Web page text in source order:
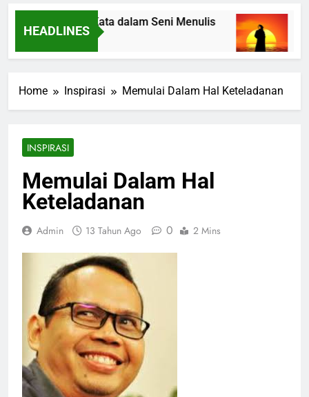
HEADLINES
Terbangkan Kata dalam Seni Menulis
3 Tahun Ago
Home Inspirasi Memulai Dalam Hal Keteladanan
INSPIRASI
Memulai Dalam Hal
Keteladanan
Admin 13 Tahun Ago 0 2 Mins